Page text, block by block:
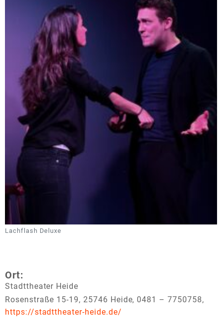
Lachflash Deluxe
Ort:
Stadttheater Heide
Rosenstraße 15-19, 25746 Heide, 0481 – 7750758,
https://stadttheater-heide.de/